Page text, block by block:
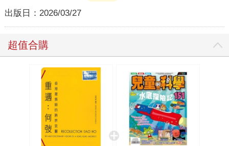
出版日： 2026/03/27
超值合購